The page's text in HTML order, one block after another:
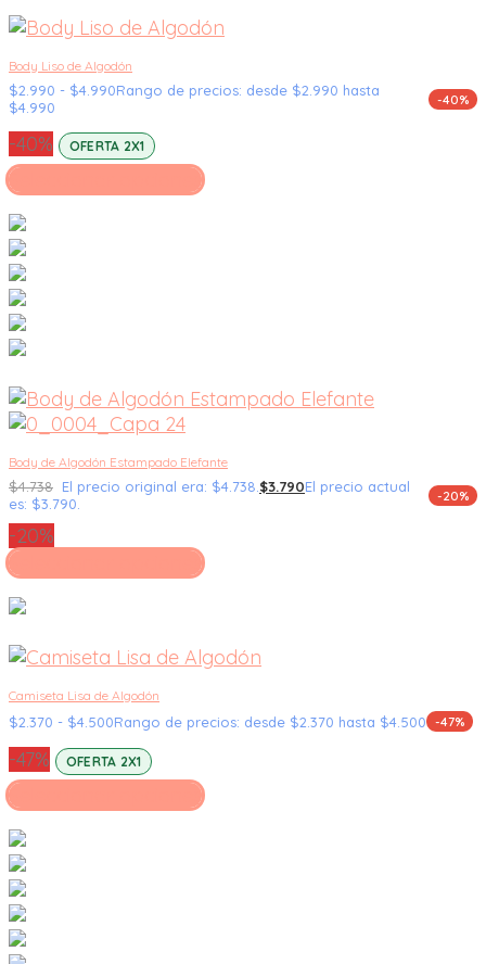
Body Liso de Algodón
$2.990 - $4.990Rango de precios: desde $2.990 hasta
$4.990
-40%
-40% OFERTA 2X1
Seleccionar opciones
Body de Algodón Estampado Elefante
$4.738 El precio original era: $4.738. $3.790El precio actual
es: $3.790.
-20%
-20%
Seleccionar opciones
Camiseta Lisa de Algodón
$2.370 - $4.500Rango de precios: desde $2.370 hasta $4.500 -47%
-47% OFERTA 2X1
Seleccionar opciones